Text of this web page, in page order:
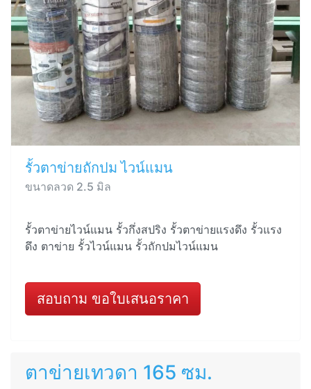
รั้วตาข่ายถักปม ไวน์แมน
ขนาดลวด 2.5 มิล
รั้วตาข่ายไวน์แมน รั้วกึ่งสปริง รั้วตาข่ายแรงดึง รั้วแรง
ดึง ตาข่าย รั้วไวน์แมน รั้วถักปมไวน์แมน
สอบถาม ขอใบเสนอราคา
ตาข่ายเทวดา 165 ซม.